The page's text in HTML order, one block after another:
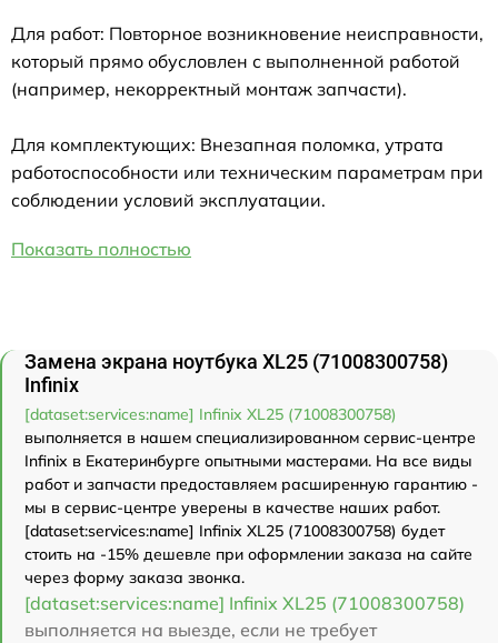
Для работ: Повторное возникновение неисправности,
который прямо обусловлен с выполненной работой
(например, некорректный монтаж запчасти).
Для комплектующих: Внезапная поломка, утрата
работоспособности или техническим параметрам при
соблюдении условий эксплуатации.
Показать полностью
Замена экрана ноутбука XL25 (71008300758)
Infinix
[dataset:services:name] Infinix XL25 (71008300758)
выполняется в нашем специализированном сервис-центре
Infinix в Екатеринбурге опытными мастерами. На все виды
работ и запчасти предоставляем расширенную гарантию -
мы в сервис-центре уверены в качестве наших работ.
[dataset:services:name] Infinix XL25 (71008300758) будет
стоить на -15% дешевле при оформлении заказа на сайте
через форму заказа звонка.
[dataset:services:name] Infinix XL25 (71008300758)
выполняется на выезде, если не требует